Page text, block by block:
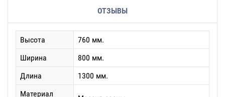
ОТЗЫВЫ
Высота
760 мм.
Ширина
800 мм.
Длина
1300 мм.
Материал